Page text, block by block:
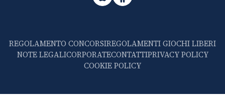
REGOLAMENTO CONCORSIREGOLAMENTI GIOCHI LIBERI
NOTE LEGALICORPORATECONTATTIPRIVACY POLICY
COOKIE POLICY